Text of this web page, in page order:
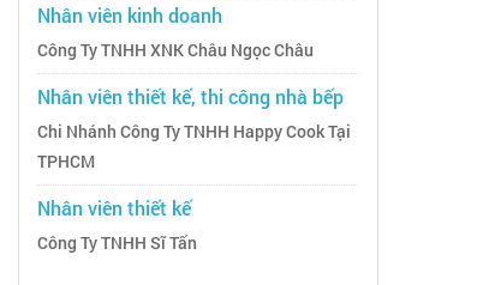
Nhân viên kinh doanh
Công Ty TNHH XNK Châu Ngọc Châu
Nhân viên thiết kế, thi công nhà bếp
Chi Nhánh Công Ty TNHH Happy Cook Tại
TPHCM
Nhân viên thiết kế
Công Ty TNHH Sĩ Tấn